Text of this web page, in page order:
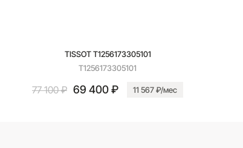
TISSOT T1256173305101
T1256173305101
77 100 ₽ 69 400 ₽ 11 567 ₽/мес